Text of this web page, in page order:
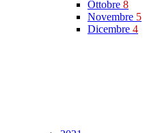
Ottobre 8
Novembre 5
Dicembre 4